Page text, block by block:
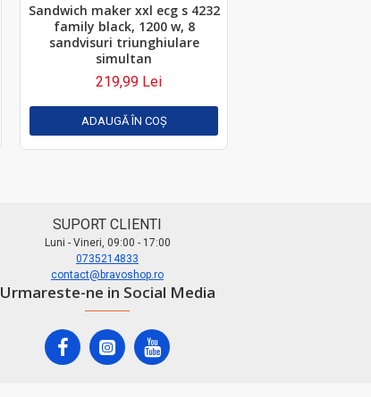
Sandwich maker xxl ecg s 4232
family black, 1200 w, 8
sandvisuri triunghiulare
simultan
219,99 Lei
ADAUGĂ ÎN COŞ
SUPORT CLIENTI
Luni - Vineri, 09:00 - 17:00
0735214833
contact@bravoshop.ro
Urmareste-ne in Social Media